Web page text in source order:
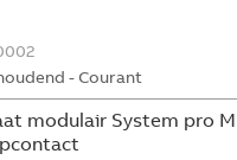
- Courant
modulair System pro M